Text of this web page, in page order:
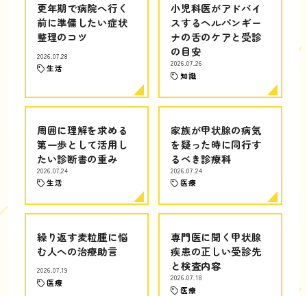
更年期で病院へ行く
前に準備したい症状
整理のコツ
2026.07.28
生活
小児科医がアドバイ
スするヘルパンギー
ナの舌のケアと受診
の目安
2026.07.26
知識
周囲に理解を求める
第一歩として活用し
たい診断書の重み
2026.07.24
生活
家族が甲状腺の病気
を疑った時に同行す
るべき診療科
2026.07.24
医療
繰り返す麦粒腫に悩
む人への治療助言
2026.07.19
医療
専門医に聞く甲状腺
疾患の正しい受診先
と検査内容
2026.07.18
医療